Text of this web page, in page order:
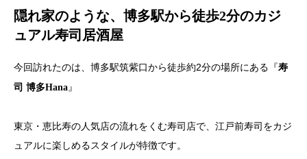
隠れ家のような、博多駅から徒歩2分のカジ
ュアル寿司居酒屋
今回訪れたのは、博多駅筑紫口から徒歩約2分の場所にある『寿
司 博多Hana 』
東京・恵比寿の人気店の流れをくむ寿司店で、江戸前寿司をカジ
ュアルに楽しめるスタイルが特徴です。